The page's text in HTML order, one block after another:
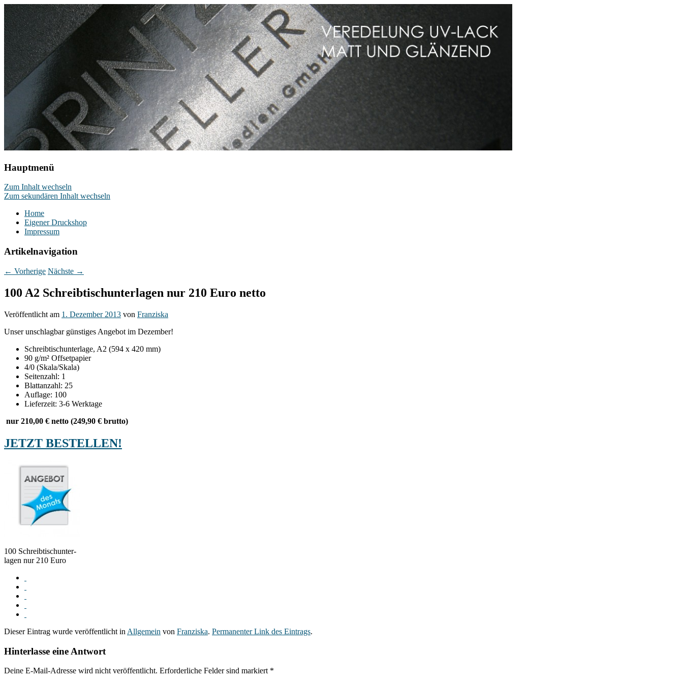
print4reseller.com
Das Online Druckportal für Wiederverkäufer, Druckereien und Agenturen
Hauptmenü
Zum Inhalt wechseln
Zum sekundären Inhalt wechseln
Home
Eigener Druckshop
Impressum
Artikelnavigation
← Vorherige Nächste →
100 A2 Schreibtischunterlagen nur 210 Euro netto
Veröffentlicht am 1. Dezember 2013 von Franziska
Unser unschlagbar günstiges Angebot im Dezember!
Schreibtischunterlage, A2 (594 x 420 mm)
90 g/m² Offsetpapier
4/0 (Skala/Skala)
Seitenzahl: 1
Blattanzahl: 25
Auflage: 100
Lieferzeit: 3-6 Werktage
nur 210,00 € netto (249,90 € brutto)
JETZT BESTELLEN!
100 Schreibtischunter-
lagen nur 210 Euro
Dieser Eintrag wurde veröffentlicht in Allgemein von Franziska. Permanenter Link des Eintrags.
Hinterlasse eine Antwort
Deine E-Mail-Adresse wird nicht veröffentlicht. Erforderliche Felder sind markiert *